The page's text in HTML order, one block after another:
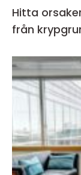
Hitta
från